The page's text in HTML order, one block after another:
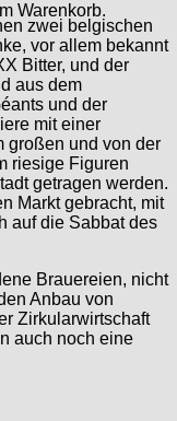
Warenkorb.
zwei belgischen
vor allem bekannt
Bitter, und der
aus dem
und der
mit einer
großen und von der
riesige Figuren
getragen werden.
Markt gebracht, mit
auf die Sabbat des
Brauereien, nicht
Anbau von
Zirkularwirtschaft
auch noch eine